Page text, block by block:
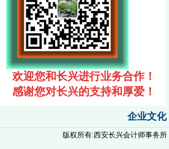
欢迎您和长兴进行业务合作！
感谢您对长兴的支持和 厚爱 ！
企业文化
版权所有:西安长兴会计师事务所